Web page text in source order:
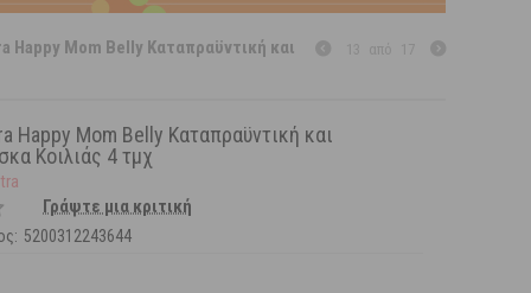
Happy Mom Belly Καταπραϋντική και
Happy Mom Belly Καταπραϋντική και
Κοιλιάς 4 τμχ
Γράψτε μια κριτική
5200312243644